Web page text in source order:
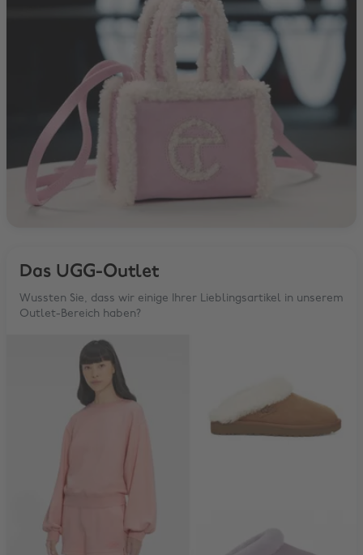
Das UGG-Outlet
Wussten Sie, dass wir einige Ihrer Lieblingsartikel in unserem
Outlet-Bereich haben?